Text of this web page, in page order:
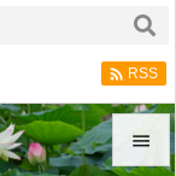

 RSS